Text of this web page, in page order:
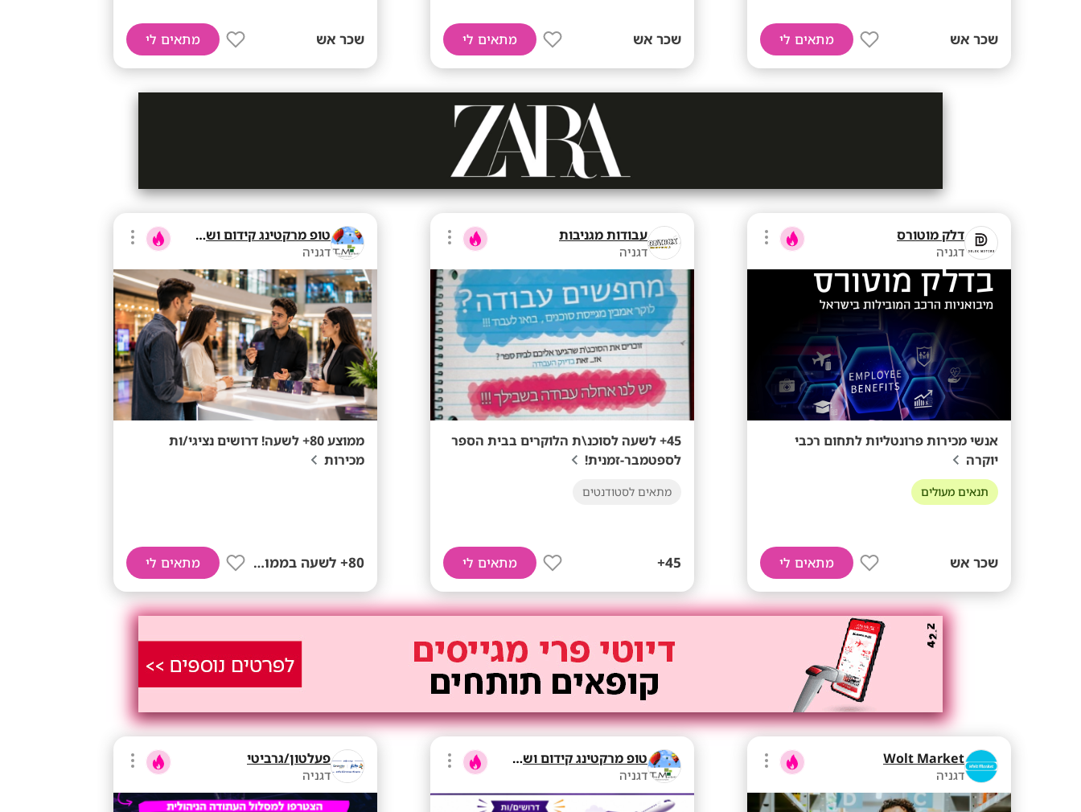
שכר אש מתאים לי שכר אש מתאים לי שכר אש מתאים לי
דלק מוטורס
דגניה
אנשי מכירות פרונטליות לתחום רכבי
יוקרה
תנאים מעולים
שכר אש מתאים לי
עבודות מגניבות
דגניה
45+ לשעה לסוכנ\ת הלוקרים בבית הספר
לספטמבר-זמנית!
מתאים לסטודנטים
45+ מתאים לי
טופ מרקטינג קידום ושיווק בע"מ
דגניה
ממוצע 80+ לשעה! דרושים נציגי/ות
מכירות
80+ לשעה בממוצע מתאים לי
Wolt Market
דגניה
טופ מרקטינג קידום ושיווק בע"מ
דגניה
פעלטון/גרביטי
דגניה